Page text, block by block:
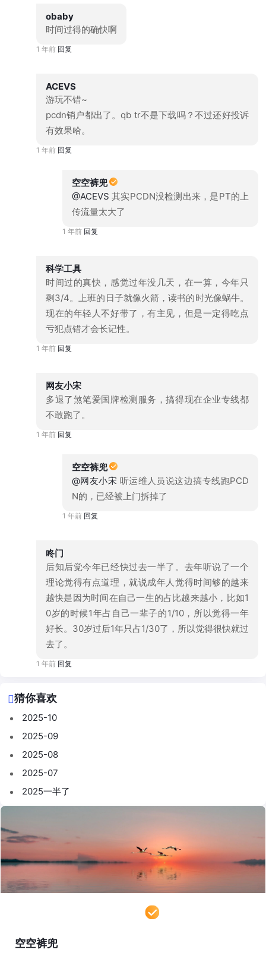
obaby
时间过得的确快啊
1 年前 回复
ACEVS
游玩不错~
pcdn销户都出了。qb tr不是下载吗？不过还好投诉
有效果哈。
1 年前 回复
空空裤兜
@ACEVS 其实PCDN没检测出来，是PT的上
传流量太大了
1 年前 回复
科学工具
时间过的真快，感觉过年没几天，在一算，今年只
剩3/4。上班的日子就像火箭，读书的时光像蜗牛。
现在的年轻人不好带了，有主见，但是一定得吃点
亏犯点错才会长记性。
1 年前 回复
网友小宋
多退了煞笔爱国牌检测服务，搞得现在企业专线都
不敢跑了。
1 年前 回复
空空裤兜
@网友小宋 听运维人员说这边搞专线跑PCD
N的，已经被上门拆掉了
1 年前 回复
咚门
后知后觉今年已经快过去一半了。去年听说了一个
理论觉得有点道理，就说成年人觉得时间够的越来
越快是因为时间在自己一生的占比越来越小，比如1
0岁的时候1年占自己一辈子的1/10，所以觉得一年
好长。30岁过后1年只占1/30了，所以觉得很快就过
去了。
1 年前 回复
猜你喜欢
2025-10
2025-09
2025-08
2025-07
2025一半了
空空裤兜